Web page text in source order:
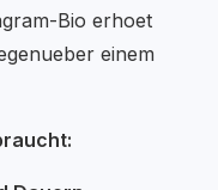
Bio erhoet
einem